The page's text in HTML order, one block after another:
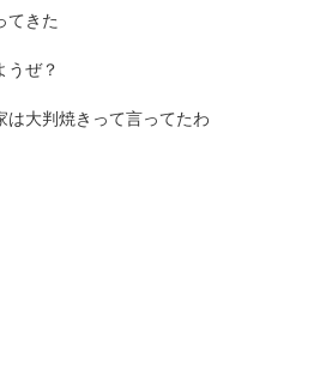
てきた
うぜ？
は大判焼きって言ってたわ